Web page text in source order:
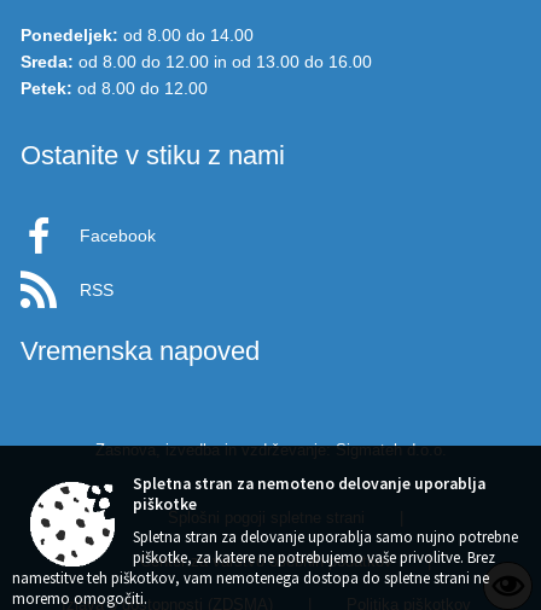
Ponedeljek: od 8.00 do 14.00
Sreda: od 8.00 do 12.00 in od 13.00 do 16.00
Petek: od 8.00 do 12.00
Ostanite v stiku z nami
Facebook
RSS
Vremenska napoved
Zasnova, izvedba in vzdrževanje: Sigmateh d.o.o.
Center za varstvo osebnih podatkov |
Izjava o dostopnosti (ZDSMA)
Spletna stran za nemoteno delovanje uporablja
piškotke
Spletna stran za delovanje uporablja samo nujno potrebne
piškotke, za katere ne potrebujemo vaše privolitve. Brez
namestitve teh piškotkov, vam nemotenega dostopa do spletne strani ne
moremo omogočiti.